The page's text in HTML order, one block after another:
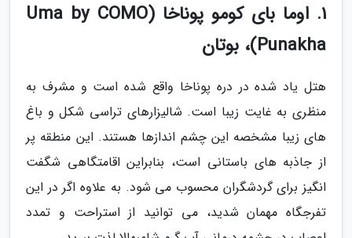
1. اوما بای کومو پوناخا (Uma by COMO
Punakha)، بوتان
هتل یاد شده در دره پوناخا واقع شده است و مشرف به
منظری به غایت زیبا است. شالیزارهای تراسی شکل و باغ
های زیبا مشخصه این چشم اندازها هستند. این منطقه پر
از جاذبه های باستانی است، بنابراین اقامتگاهی شگفت
انگیز برای گردشگران محسوب می شود. به علاوه اگر در این
تفرجگاه مهمان شدید، می توانید از استراحت و تمدد